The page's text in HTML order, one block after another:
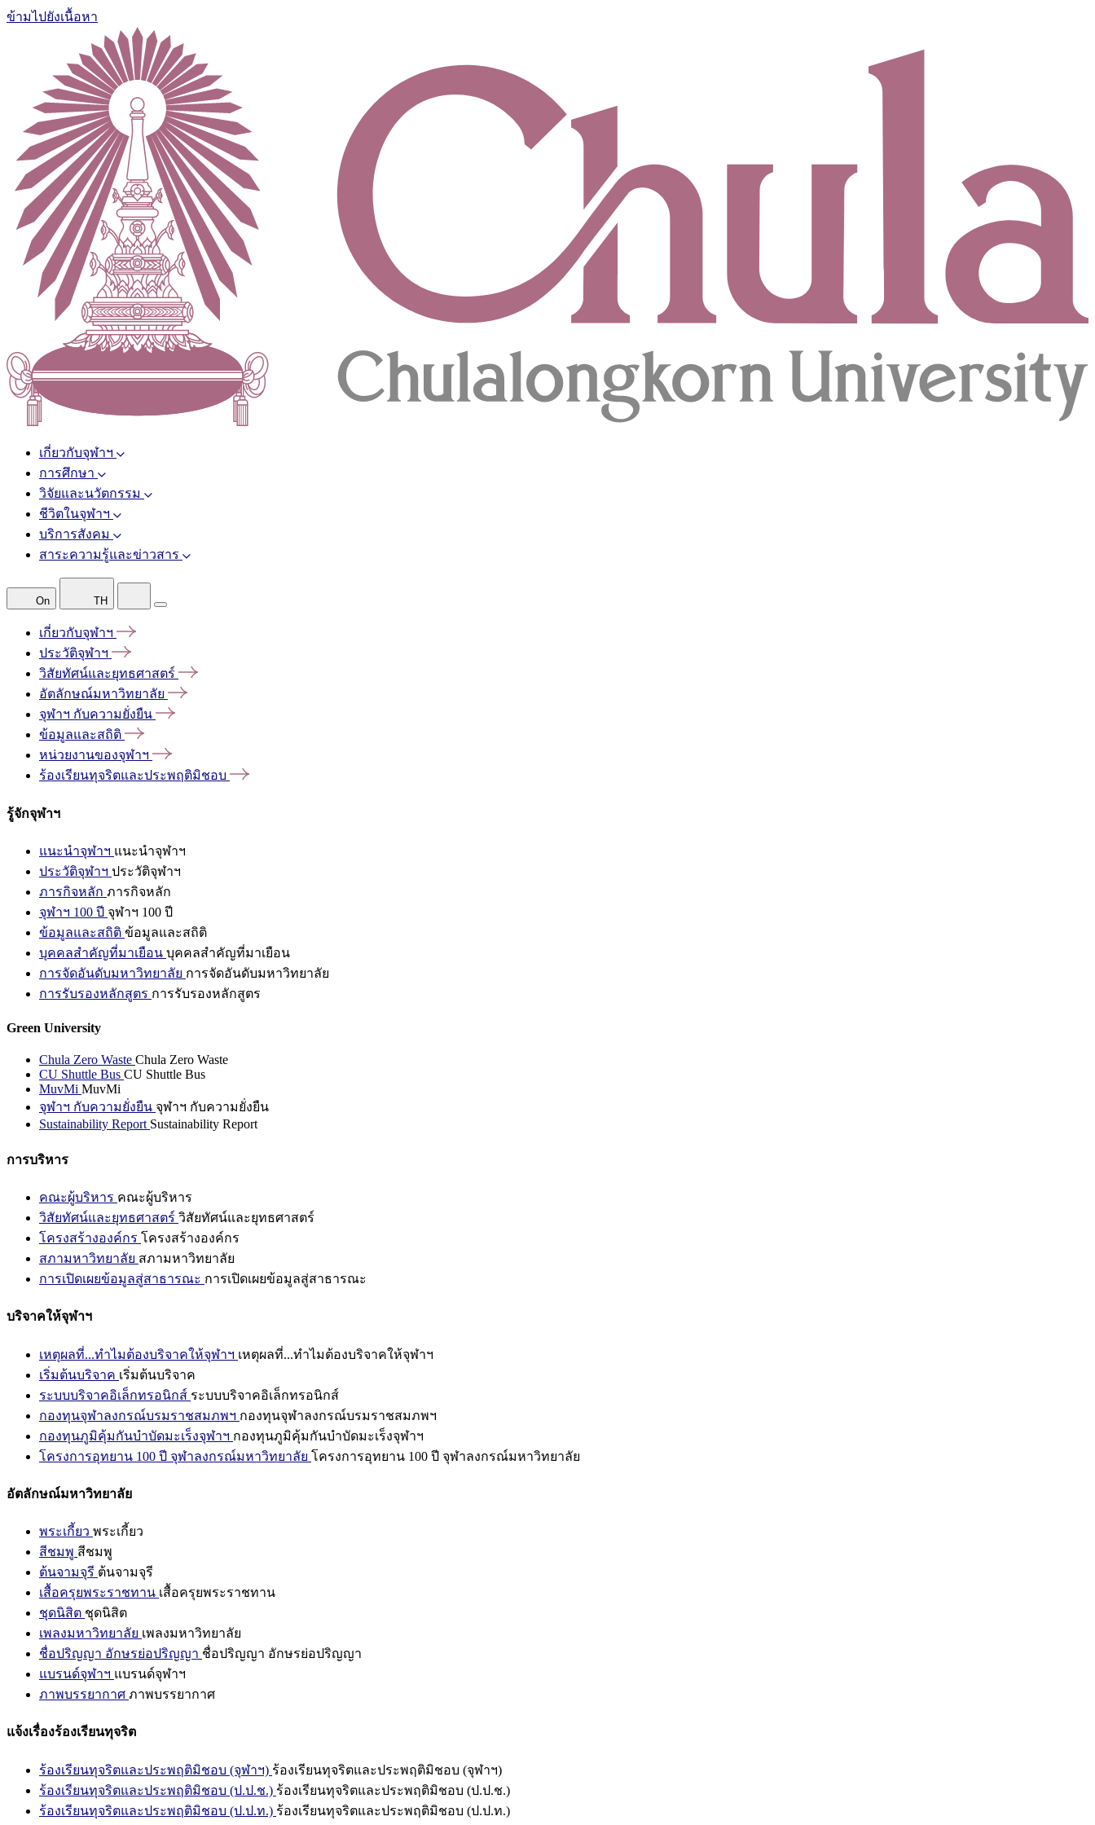
ข้ามไปยังเนื้อหา
เกี่ยวกับจุฬาฯ
การศึกษา
วิจัยและนวัตกรรม
ชีวิตในจุฬาฯ
บริการสังคม
สาระความรู้และข่าวสาร
On TH
เกี่ยวกับจุฬาฯ
ประวัติจุฬาฯ
วิสัยทัศน์และยุทธศาสตร์
อัตลักษณ์มหาวิทยาลัย
จุฬาฯ กับความยั่งยืน
ข้อมูลและสถิติ
หน่วยงานของจุฬาฯ
ร้องเรียนทุจริตและประพฤติมิชอบ
รู้จักจุฬาฯ
แนะนำจุฬาฯ แนะนำจุฬาฯ
ประวัติจุฬาฯ ประวัติจุฬาฯ
ภารกิจหลัก ภารกิจหลัก
จุฬาฯ 100 ปี จุฬาฯ 100 ปี
ข้อมูลและสถิติ ข้อมูลและสถิติ
บุคคลสำคัญที่มาเยือน บุคคลสำคัญที่มาเยือน
การจัดอันดับมหาวิทยาลัย การจัดอันดับมหาวิทยาลัย
การรับรองหลักสูตร การรับรองหลักสูตร
Green University
Chula Zero Waste Chula Zero Waste
CU Shuttle Bus CU Shuttle Bus
MuvMi MuvMi
จุฬาฯ กับความยั่งยืน จุฬาฯ กับความยั่งยืน
Sustainability Report Sustainability Report
การบริหาร
คณะผู้บริหาร คณะผู้บริหาร
วิสัยทัศน์และยุทธศาสตร์ วิสัยทัศน์และยุทธศาสตร์
โครงสร้างองค์กร โครงสร้างองค์กร
สภามหาวิทยาลัย สภามหาวิทยาลัย
การเปิดเผยข้อมูลสู่สาธารณะ การเปิดเผยข้อมูลสู่สาธารณะ
บริจาคให้จุฬาฯ
เหตุผลที่...ทำไมต้องบริจาคให้จุฬาฯ เหตุผลที่...ทำไมต้องบริจาคให้จุฬาฯ
เริ่มต้นบริจาค เริ่มต้นบริจาค
ระบบบริจาคอิเล็กทรอนิกส์ ระบบบริจาคอิเล็กทรอนิกส์
กองทุนจุฬาลงกรณ์บรมราชสมภพฯ กองทุนจุฬาลงกรณ์บรมราชสมภพฯ
กองทุนภูมิคุ้มกันบำบัดมะเร็งจุฬาฯ กองทุนภูมิคุ้มกันบำบัดมะเร็งจุฬาฯ
โครงการอุทยาน 100 ปี จุฬาลงกรณ์มหาวิทยาลัย โครงการอุทยาน 100 ปี จุฬาลงกรณ์มหาวิทยาลัย
อัตลักษณ์มหาวิทยาลัย
พระเกี้ยว พระเกี้ยว
สีชมพู สีชมพู
ต้นจามจุรี ต้นจามจุรี
เสื้อครุยพระราชทาน เสื้อครุยพระราชทาน
ชุดนิสิต ชุดนิสิต
เพลงมหาวิทยาลัย เพลงมหาวิทยาลัย
ชื่อปริญญา อักษรย่อปริญญา ชื่อปริญญา อักษรย่อปริญญา
แบรนด์จุฬาฯ แบรนด์จุฬาฯ
ภาพบรรยากาศ ภาพบรรยากาศ
แจ้งเรื่องร้องเรียนทุจริต
ร้องเรียนทุจริตและประพฤติมิชอบ (จุฬาฯ) ร้องเรียนทุจริตและประพฤติมิชอบ (จุฬาฯ)
ร้องเรียนทุจริตและประพฤติมิชอบ (ป.ป.ช.) ร้องเรียนทุจริตและประพฤติมิชอบ (ป.ป.ช.)
ร้องเรียนทุจริตและประพฤติมิชอบ (ป.ป.ท.) ร้องเรียนทุจริตและประพฤติมิชอบ (ป.ป.ท.)